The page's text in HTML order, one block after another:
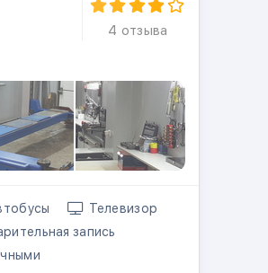
4 отзыва
Телевизор
запись